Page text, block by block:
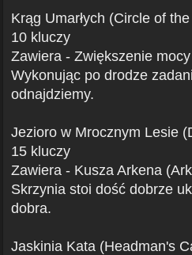
Krąg Umarłych (Circle of
10 kluczy
Zawiera - Zwiększenie
Wykonując po drodze
odnajdziemy.
Jezioro w Mrocznym Lesie
15 kluczy
Zawiera - Kusza Arkena
Skrzynia stoi dość dobrze
dobra.
Jaskinia Kata (Headman's